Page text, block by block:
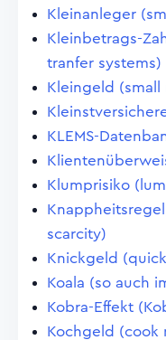
Kleinanleger
Kleinbetrags-
tranfer systems)
Kleingeld (small
KLEMS-
Klumprisiko
scarcity)
Knickgeld
Koala (so auch
Kobra-Effekt
Kochgeld (cook